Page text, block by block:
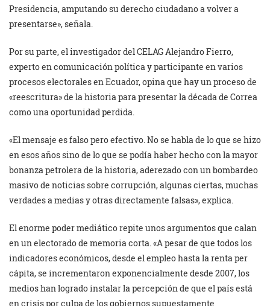
Presidencia, amputando su derecho ciudadano a volver a
presentarse», señala.
Por su parte, el investigador del CELAG Alejandro Fierro,
experto en comunicación política y participante en varios
procesos electorales en Ecuador, opina que hay un proceso de
«reescritura» de la historia para presentar la década de Correa
como una oportunidad perdida.
«El mensaje es falso pero efectivo. No se habla de lo que se hizo
en esos años sino de lo que se podía haber hecho con la mayor
bonanza petrolera de la historia, aderezado con un bombardeo
masivo de noticias sobre corrupción, algunas ciertas, muchas
verdades a medias y otras directamente falsas», explica.
El enorme poder mediático repite unos argumentos que calan
en un electorado de memoria corta. «A pesar de que todos los
indicadores económicos, desde el empleo hasta la renta per
cápita, se incrementaron exponencialmente desde 2007, los
medios han logrado instalar la percepción de que el país está
en crisis por culpa de los gobiernos supuestamente